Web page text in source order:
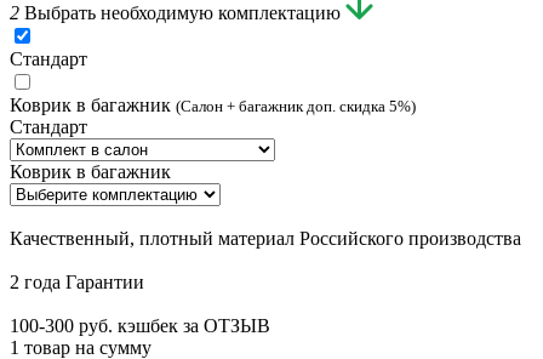
2 Выбрать необходимую комплектацию
Стандарт
Коврик в багажник (Салон + багажник доп. скидка 5%)
Стандарт
Коврик в багажник
Качественный, плотный материал Российского производства
2 года Гарантии
100-300 руб. кэшбек за ОТЗЫВ
1 товар на сумму